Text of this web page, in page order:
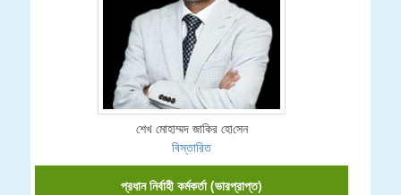
শেখ মোহাম্মদ জা‌কির হো‌সেন
বিস্তারিত
প্রধান নির্বাহী কর্মকর্তা (ভারপ্রাপ্ত)